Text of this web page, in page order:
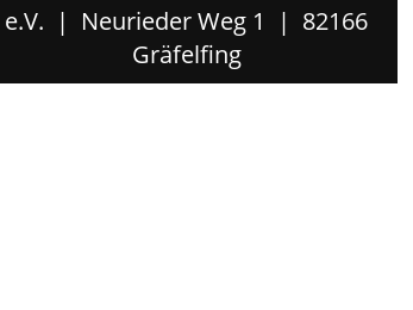
e.V. | Neurieder Weg 1 | 82166
Gräfelfing